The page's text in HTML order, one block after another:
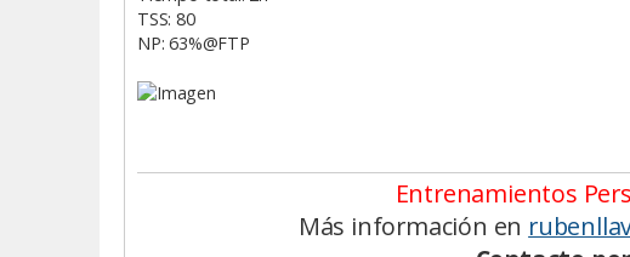
TSS: 80
NP: 63%@FTP
Entrenamientos
Más información en